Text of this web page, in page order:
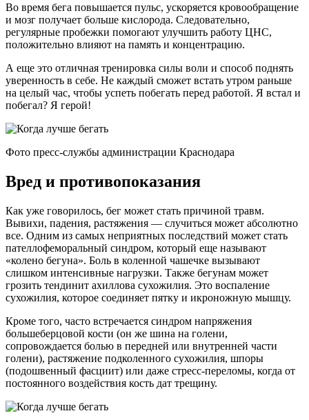
Во время бега повышается пульс, ускоряется кровообращение
и мозг получает больше кислорода. Следовательно,
регулярные пробежки помогают улучшить работу ЦНС,
положительно влияют на память и концентрацию.
А еще это отличная тренировка силы воли и способ поднять
уверенность в себе. Не каждый сможет встать утром раньше
на целый час, чтобы успеть побегать перед работой. Я встал и
побегал? Я герой!
Фото пресс-службы администрации Краснодара
Вред и противопоказания
Как уже говорилось, бег может стать причиной травм.
Вывихи, падения, растяжения — случиться может абсолютно
все. Одним из самых неприятных последствий может стать
пателлофеморальный синдром, который еще называют
«колено бегуна». Боль в коленной чашечке вызывают
слишком интенсивные нагрузки. Также бегунам может
грозить тендинит ахиллова сухожилия. Это воспаление
сухожилия, которое соединяет пятку и икроножную мышцу.
Кроме того, часто встречается синдром напряжения
большеберцовой кости (он же шина на голени,
сопровождается болью в передней или внутренней части
голени), растяжение подколенного сухожилия, шпоры
(подошвенный фасциит) или даже стресс-переломы, когда от
постоянного воздействия кость дат трещину.